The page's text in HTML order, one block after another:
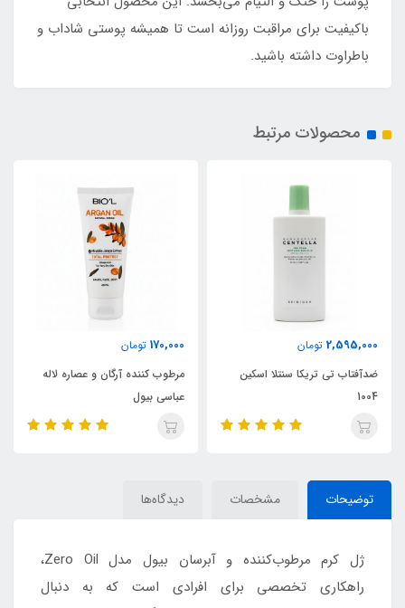
باکیفیت برای مراقبت روزانه است تا همیشه پوستی شاداب و
باطراوت داشته باشید.
محصولات مرتبط
2,595,000 تومان
ضدآفتاب تی تریکا سنتلا اسکین
1004
170,000 تومان
مرطوب کننده آرگان و عصاره لاله
عباسی بیول
توضیحات مشخصات دیدگاه‌ها
ژل کرم مرطوب‌کننده و آبرسان بیول مدل Zero Oil،
راهکاری تخصصی برای افرادی است که به دنبال